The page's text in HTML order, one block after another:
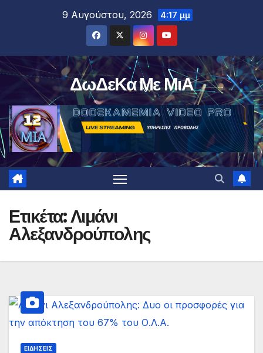
9 Αυγούστου, 2026 4:17 μμ
ΔωΔεΚα Με ΜιΑ
Ετικέτα:Λιμάνι
Αλεξανδρούπολης
ΕΙΔΉΣΕΙΣ